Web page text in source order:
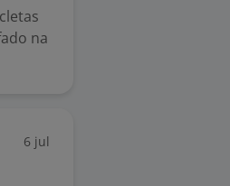
na
6 jul